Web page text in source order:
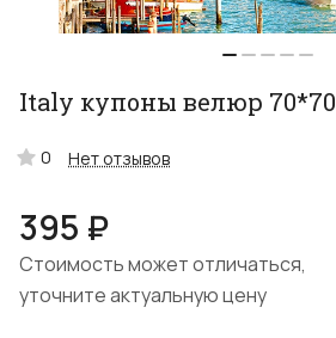
Italy купоны велюр 70*70
0 Нет отзывов
395 ₽
Стоимость может отличаться,
уточните актуальную цену